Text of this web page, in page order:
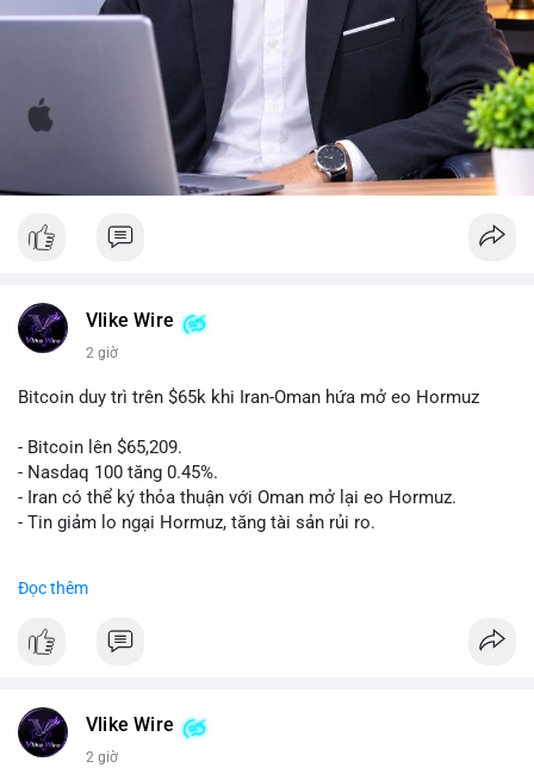
Vlike Wire
2 giờ
Bitcoin duy trì trên $65k khi Iran-Oman hứa mở eo Hormuz
- Bitcoin lên $65,209.
- Nasdaq 100 tăng 0.45%.
- Iran có thể ký thỏa thuận với Oman mở lại eo Hormuz.
- Tin giảm lo ngại Hormuz, tăng tài sản rủi ro.
📰 Nguồn: CoinDesk
Đọc thêm
Vlike Wire
2 giờ